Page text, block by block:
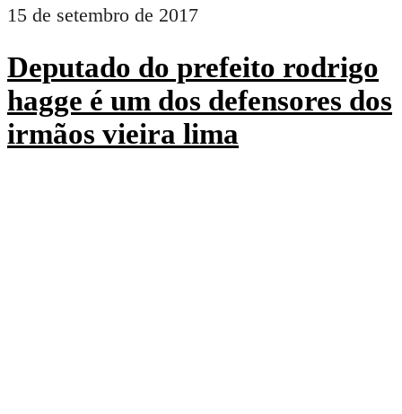
15 de setembro de 2017
Deputado do prefeito rodrigo
hagge é um dos defensores dos
irmãos vieira lima